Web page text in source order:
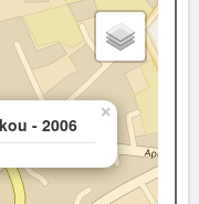
- 2006
×